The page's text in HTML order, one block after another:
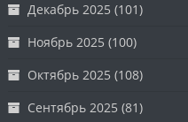
Декабрь 2025 (101)
Ноябрь 2025 (100)
Октябрь 2025 (108)
Сентябрь 2025 (81)